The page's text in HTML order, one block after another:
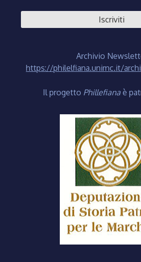
Archivio
https://philelfiana.unimc.it/
Il progetto Phillefiana è